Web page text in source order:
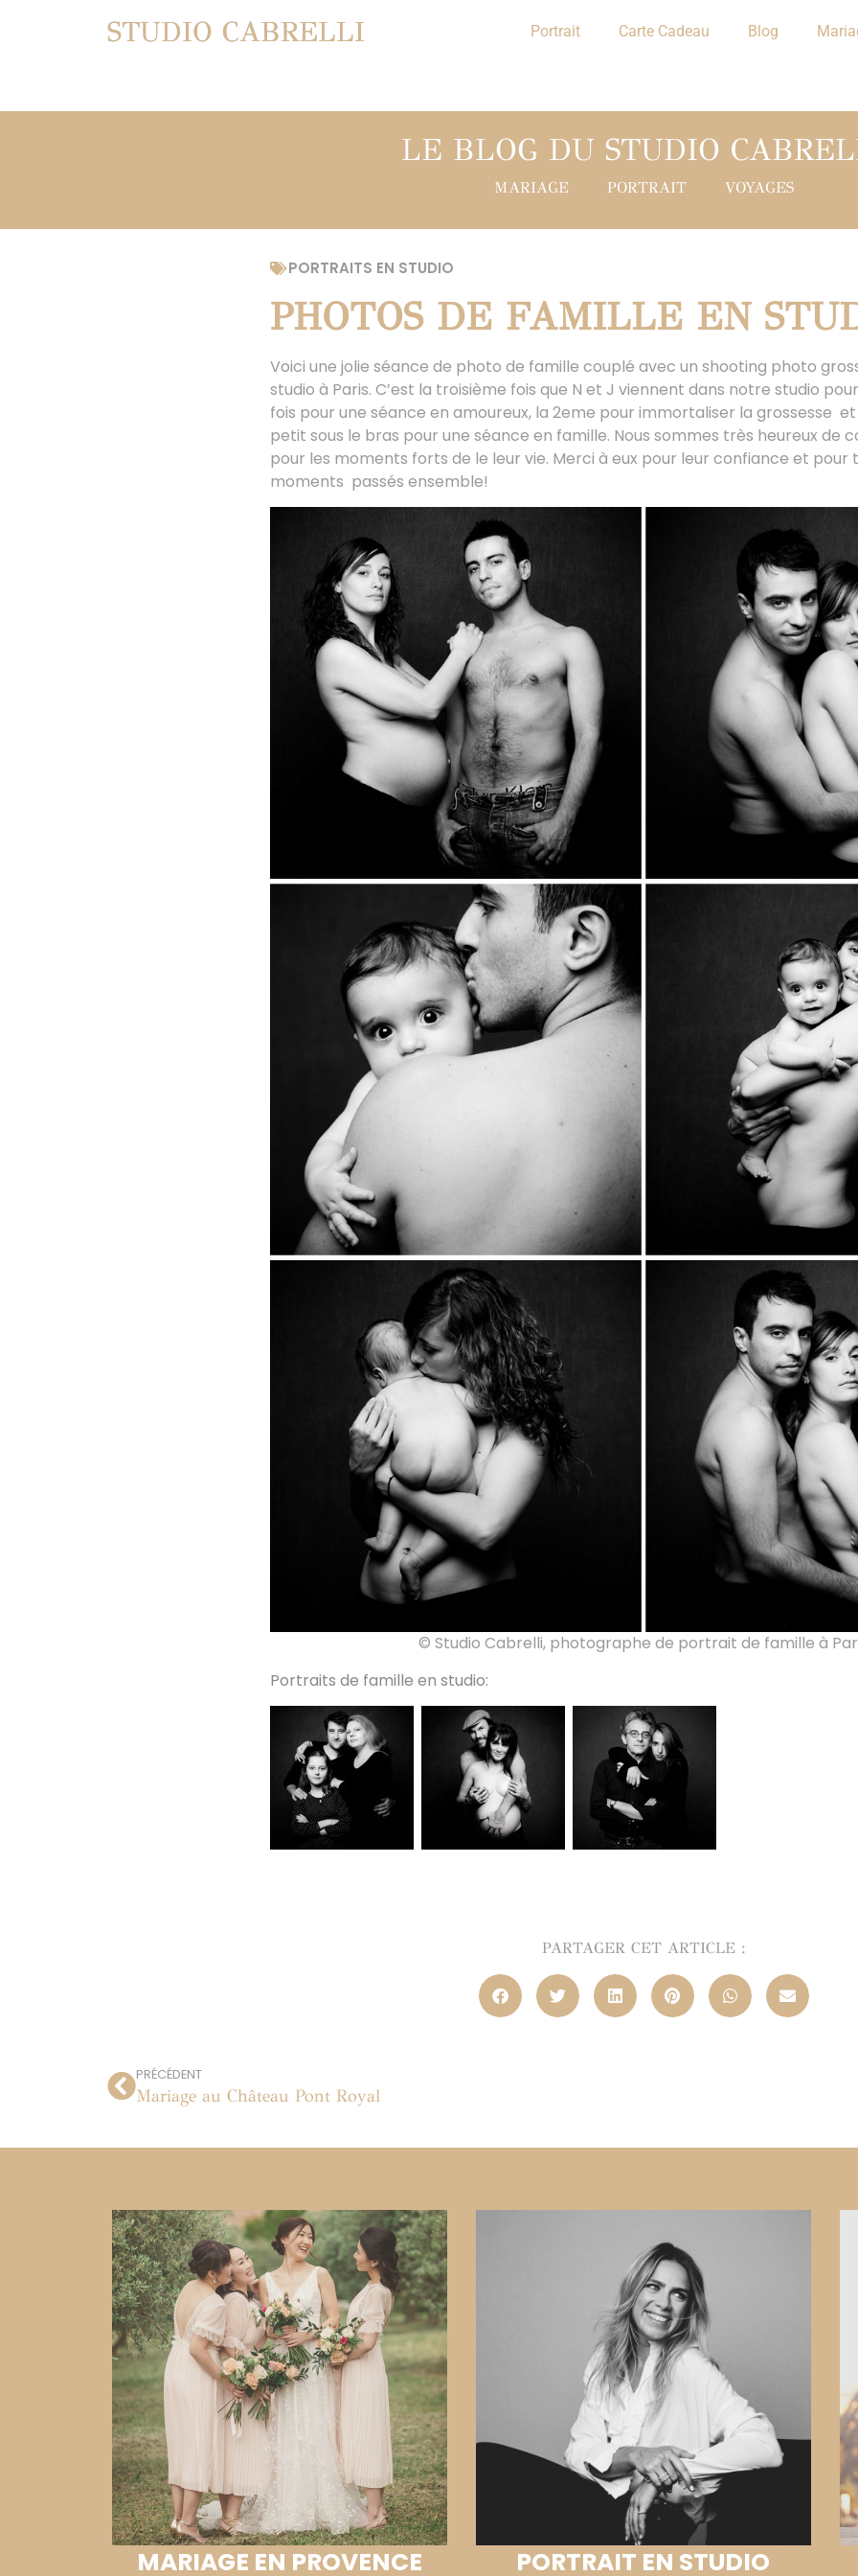
STUDIO CABRELLI Portrait Carte Cadeau Blog
LE BLOG DU STUDIO
MARIAGE PORTRAIT VOYAGES
PORTRAITS EN STUDIO
PHOTOS DE FAMILLE EN
Voici une jolie séance de photo de famille couplé avec un shooting photo
studio à Paris. C’est la troisième fois que N et J viennent dans notre studio
fois pour une séance en amoureux, la 2eme pour immortaliser la grossesse
petit sous le bras pour une séance en famille. Nous sommes très heureux de
pour les moments forts de le leur vie. Merci à eux pour leur confiance et pour
moments passés ensemble!
© Studio Cabrelli, photographe de portrait de famille à
Portraits de famille en studio:
PARTAGER CET ARTICLE :
PRÉCÉDENT
Mariage au Château Pont Royal
MARIAGE EN PROVENCE PORTRAIT EN STUDIO